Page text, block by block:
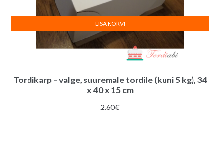
Tordikarp – valge, suuremale tordile (kuni 5 kg), 34
x 40 x 15 cm
2.60€
LISA KORVI